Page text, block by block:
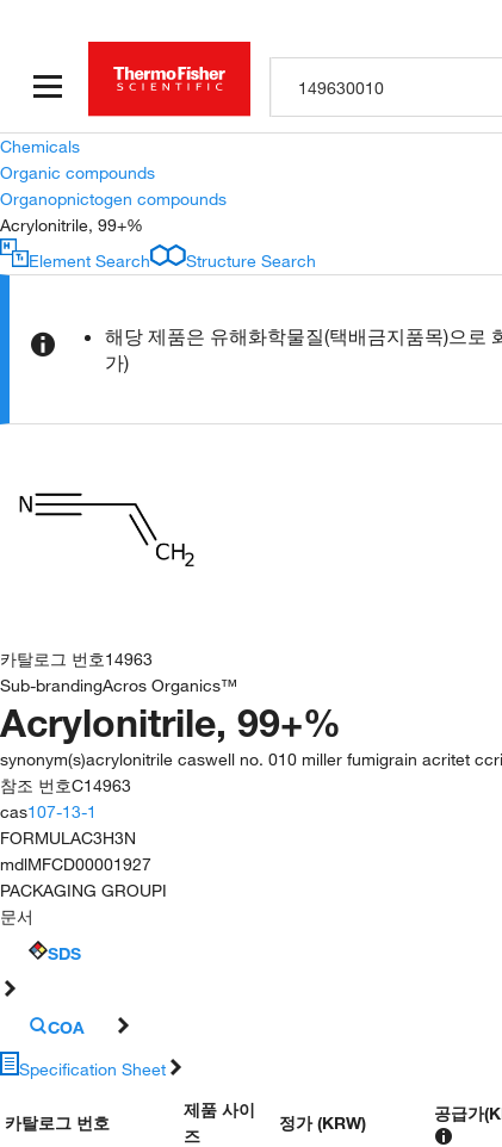
Chemicals
Organic compounds
Organopnictogen compounds
Acrylonitrile, 99+%
Element Search
Structure Search
해당 제품은 유해화학물질(택배금지품목)으로
가)
카탈로그 번호14963
Sub-brandingAcros Organics™
Acrylonitrile, 99+%
synonym(s)acrylonitrile caswell no. 010 miller fumigrain acritet
참조 번호C14963
cas107-13-1
FORMULAC3H3N
mdlMFCD00001927
PACKAGING GROUPI
문서
SDS
COA
Specification Sheet
카탈로그 번호
제품 사이
즈
정가 (KRW) 공급가(